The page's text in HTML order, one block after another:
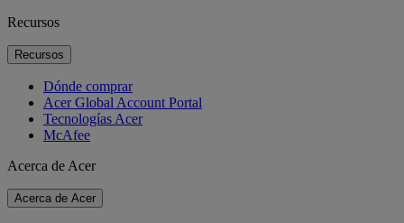
Recursos
Recursos
Dónde comprar
Acer Global Account Portal
Tecnologías Acer
McAfee
Acerca de Acer
Acerca de Acer